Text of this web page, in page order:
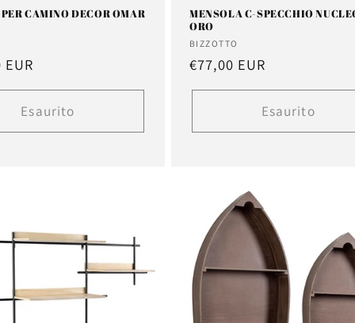
CAMINO DECOR OMAR
Esaurito
MENSOLA C-SPECCHIO
ORO
Fornitore:
BIZZOTTO
Prezzo
€77,00 EUR
Esaurito